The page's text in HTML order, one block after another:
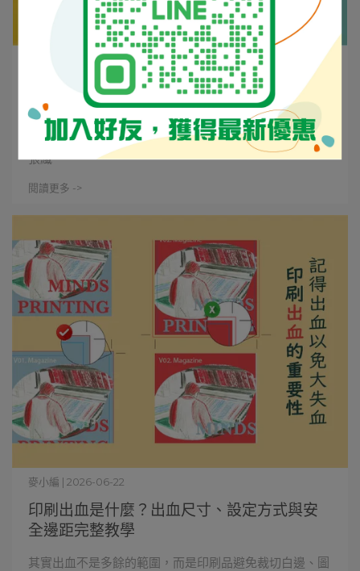
紙張絲向是什麼？印刷、裝訂與紙盒設計必
懂的紙張纖維方向指南
麥小編 | 2026-06-23
紙也有方向嗎？ 有的。印刷常說的「絲向」，指的是紙
張纖⋯
閱讀更多 ->
印刷出血是什麼？出血尺寸、設定方式與安
全邊距完整教學
麥小編 | 2026-06-22
其實出血不是多餘的範圍，而是印刷品避免裁切白邊、圖